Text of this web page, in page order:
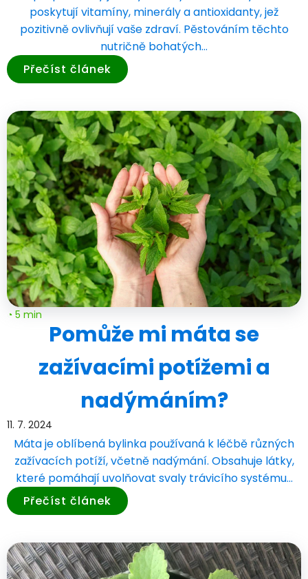
poskytují vitamíny, minerály a antioxidanty, jež
pozitivně ovlivňují vaše zdraví. Pěstováním těchto
nutričně bohatých…
Přečíst článek
◔ 5 min
Pomůže mi máta se
zažívacími potížemi a
nadýmáním?
11. 7. 2024
Máta je oblíbená bylinka používaná k léčbě různých
zažívacích potíží, včetně nadýmání. Obsahuje látky,
které pomáhají uvolňovat svaly trávicího systému…
Přečíst článek